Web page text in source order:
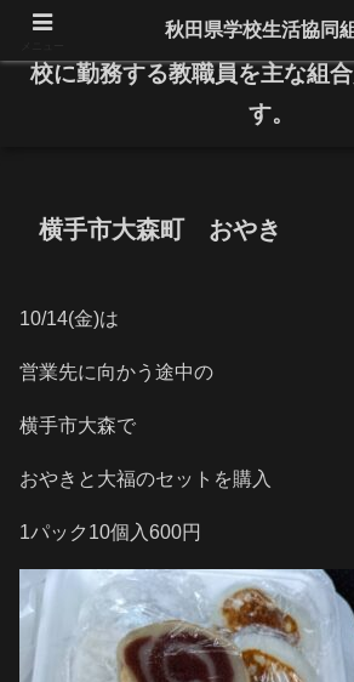
県内の公立小・中学校と高等
校に勤務する教職員を主な組
す。
横手市大森町 おやき
10/14(金)は
営業先に向かう途中の
横手市大森で
おやきと大福のセットを購入
1パック10個入600円
秋田県学校生活協同